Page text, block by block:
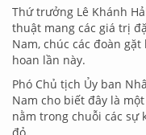
Thứ trưởng Lê Khánh
thuật mang các giá trị
Nam, chúc các đoàn
hoan lần này.
Phó Chủ tịch Ủy ban
Nam cho biết đây là
nằm trong chuỗi các sự